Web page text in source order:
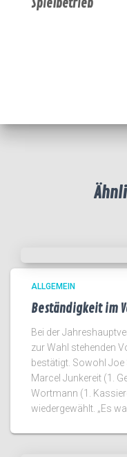
Spielbetrieb
ALLGEMEIN
Beständigkeit im
Bei der
zur Wahl stehenden
bestätigt. Sowohl
Marcel Junkereit (1.
Wortmann (1.
wiedergewählt. „Es